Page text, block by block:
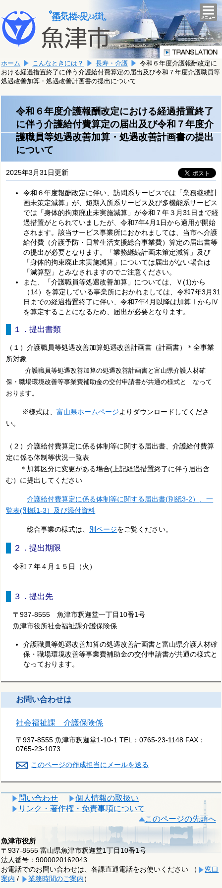
文
へ
移
ま
す。
こ
か
文
で
す。
ホーム こんなときには？ 長寿・介護
令和６年度介護報酬改定に
おける経過措置終了に伴う介護給付費算定の届出及び令和７年度介護職員等
処遇改善加算・処遇改善計画書の提出について
令和６年度介護報酬改定における経過措置終了
に伴う介護給付費算定の届出及び令和７年度介
護職員等処遇改善加算・処遇改善計画書の提出
について
2025年3月31日更新
令和６年度報酬改定に伴い、訪問系サービスでは「業務継続計
画未策定減算」が、短期入所系サービス及び多機能系サービス
では「身体的拘束廃止未実施減算」が令和７年３月31日まで経
過措置がとられていましたが、令和7年4月1日から適用が開始
されます。該当サービス事業所におかれましては、当市へ介護
給付費（介護予防・日常生活支援総合事業費）算定の届出書等
の提出が必要となります。「業務継続計画未策定減算」及び
「身体的拘束廃止未実施減算」については届出がない場合は
「減算型」とみなされますのでご注意ください。
また、「介護職員等処遇改善加算」については、Ｖ(1)から
（14）を算定している事業所におかれましては、令和7年3月31
日までの経過措置終了に伴い、令和7年4月以降は加算ⅠからⅣ
を算定することになるため、届出が必要となります。
１．提出書類
（１）介護職員等処遇改善加算処遇改善計画書（計画書）＊全事業
所対象
介護職員等処遇改善加算の処遇改善計画書と富山県介護人材確
保・職場環境改善等事業費補助金の交付申請書が共通の様式と なって
おります。
※様式は、富山県ホームページよりダウンロードしてくださ
い。
（２）介護給付費算定に係る体制等に関する届出書、介護給付費算
定に係る体制等状況一覧表
＊加算区分に変更がある場合(上記経過措置終了に伴う届出含
む）に提出してください
介護給付費算定に係る体制等に関する届出書(別紙3-2） 、一
覧表(別紙1-3）及び添付資料
総合事業の様式は、 別ページをご覧ください。
２．提出期限
令和７年４月１５日（火）
３．提出先
〒937-8555 魚津市釈迦堂一丁目10番1号
魚津市役所社会福祉課介護保険係
介護職員等処遇改善加算の処遇改善計画書と富山県介護人材確
保・職場環境改善等事業費補助金の交付申請書が共通の様式と
なっております。
お問い合わせは
社会福祉課 介護保険係
〒937-8555 魚津市釈迦堂1-10-1 TEL：0765-23-1148 FAX：
0765-23-1073
このページの作成担当にメールを送る
問い合わせ
個人情報の取扱い
リンク・著作権・免責事項について
このページの先頭へ
魚津市役所
〒937-8555 富山県魚津市釈迦堂1丁目10番1号
法人番号：9000020162043
お電話でのお問い合わせは、各課直通電話をお使いください （
窓口
案内 / 業務時間のご案内）